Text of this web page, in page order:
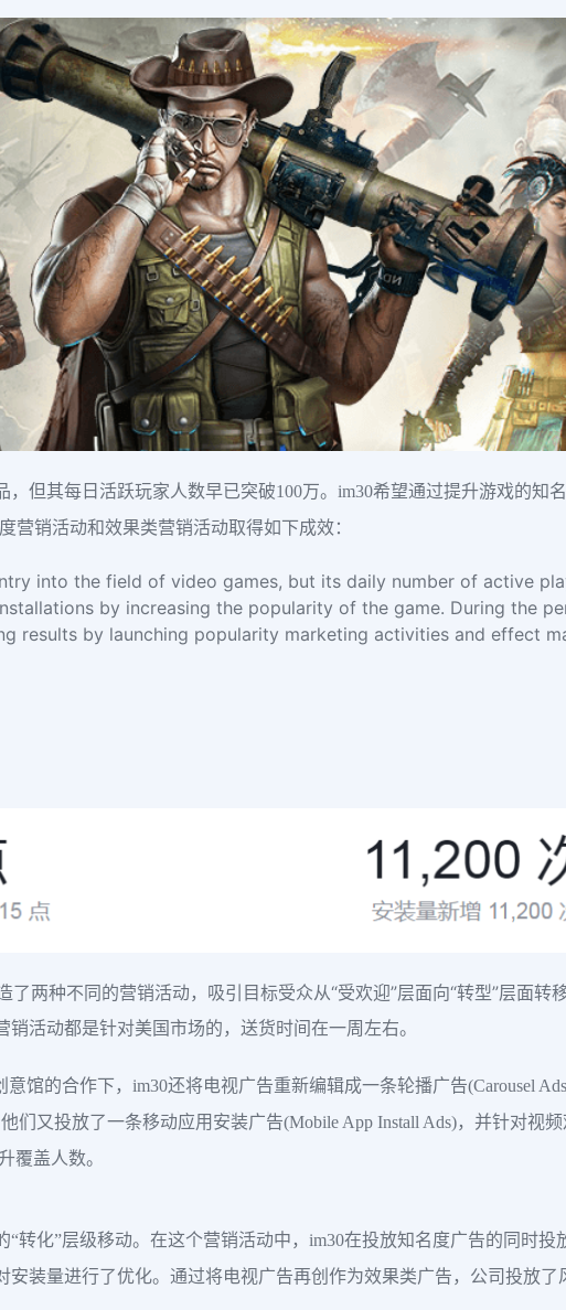
但其每日活跃玩家人数早已突破100万。im30希望通过提升游戏的知
营销活动和效果类营销活动取得如下成效：
into the field of video games, but its daily number of active
by increasing the popularity of the game. During the
results by launching popularity marketing activities and effect
两种不同的营销活动，吸引目标受众从“受欢迎”层面向“转型”层面转
活动都是针对美国市场的，送货时间在一周左右。
馆的合作下，im30还将电视广告重新编辑成一条轮播广告(Carousel
们又投放了一条移动应用安装广告(Mobile App Install Ads)，并针对视
覆盖人数。
转化”层级移动。在这个营销活动中，im30在投放知名度广告的同时
装量进行了优化。通过将电视广告再创作为效果类广告，公司投放